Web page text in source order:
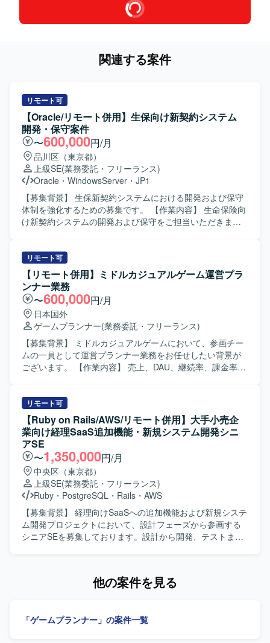
関連する案件
リモート可
【Oracle/リモート併用】生保向け新契約システム
開発・保守案件
〜600,000円/月
品川区（東京都）
上級SE(業務委託・フリーランス)
Oracle ・ WindowsServer ・ JP1
【募集背景】 生保新契約システムにおける開発および保守
体制を強化するための募集です。 【作業内容】 生命保険向
け新契約システムの開発および保守をご担当いただきま
だきます。案件リーダーとして要件作成や取り纏め、チー
ム内の担当割りなども行っていただきます。 【求める人物
像】 顧客担当社員とのやり取りを円滑に進められる高いコ
ミュニケーション能力をお持ちの方を求めています。生命
保険業務に対する理解を持ち、主体的に課題を整理しなが
ら周囲と協調してプロジェクトを推進できる方が望ましい
です。 【ポジションの魅力】 大規模な生命保険向け新契約
システムに携わることで、業務知見と上流工程の経験をさ
らに深めていただけます。顧客担当社員との直接折衝や案
件リーダーとしての役割を通じて、要件定義から設計まで
IIS、JP1 等を利用したシステム環境での開発および保守と
なります。
リモート可
【リモート併用】ミドルカジュアルゲーム運営プラ
ンナー業務
〜600,000円/月
日本国外
ゲームプランナー(業務委託・フリーランス)
【募集背景】 ミドルカジュアルゲームにおいて、参画チー
ムの一員として運営プランナー業務をお任せしたい背景が
ございます。 【作業内容】 売上、DAU、継続率、課金率な
く運営施策や改善案の企画立案を担当します。週次・月次
の売上予測および着地見込み資料を作成します。クライア
ント向けレポートおよび提案資料の作成を行います。クラ
イアントとの折衝、要件整理・調整を行い、一連の運営業
務を主体的に推進していただきます。 【求める人物像】 ク
ライアントの要望を整理し提案・説明できる方を求めてい
ます。社内外の関係者と円滑にコミュニケーションをとれ
る方を歓迎いたします。能動的に動き、数値を基に課題を
特定し、改善案を立案できる方を求めています。 【ポジシ
ョンの魅力】 ミドルカジュアルゲームの運営において、KPI
分析から施策立案、クライアントへの提案まで一連のプロ
セスに主体的に関わることができます。データドリブンな
いて、各種KPIデータを活用した分析および資料作成を行う
リモート可
【Ruby on Rails/AWS/リモート併用】大手小売企
業向け経理SaaS追加機能・新規システム開発シニ
アSE
〜1,350,000円/月
中央区（東京都）
上級SE(業務委託・フリーランス)
Ruby ・ PostgreSQL ・ Rails ・ AWS
【募集背景】 経理向けSaaSへの追加機能および新規システ
ム開発プロジェクトにおいて、設計フェーズから参画する
シニアSEを募集しております。設計から開発、テストまで
整理・起票、関係者との解消推進）を主担当として実施い
的で保守性の高い設計・実装や、必要に応じた技術検証・
他の案件を見る
「ゲームプランナー」の案件一覧